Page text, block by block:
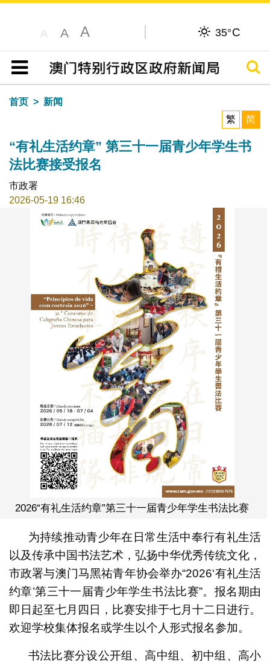
A A A 35°C
目录
搜寻
首页
新闻
繁
简
“有礼生活约章” 第三十一届青少年学生书
法比赛接受报名
市政署
2026-05-19 16:46
2026“有礼生活约章”第三十一届青少年学生书法比赛
为持续推动青少年在日常生活中奉行有礼生活
以及传承中国书法艺术，弘扬中华优秀传统文化，
市政署与澳门马黑祐青年协会举办“2026‘有礼生活
约章’第三十一届青少年学生书法比赛”。报名期由
即日起至七月四日，比赛安排于七月十二日进行。
欢迎学校集体报名或学生以个人形式报名参加。
书法比赛分设公开组、高中组、初中组、高小